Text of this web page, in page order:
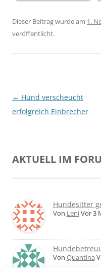
Dieser Beitrag wurde am 1.
veröffentlicht.
Beitragsnavigation
← Hund verscheucht
erfolgreich Einbrecher
AKTUELL IM
Hundesitter
Von LeniVor 3
Von Quantina